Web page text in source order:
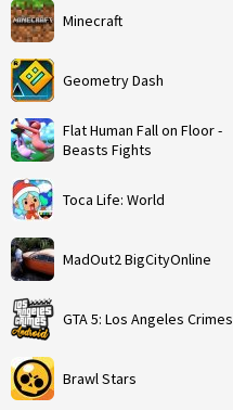
Minecraft
Geometry Dash
Flat Human Fall on Floor -
Beasts Fights
Toca Life: World
MadOut2 BigCityOnline
GTA 5: Los Angeles Crimes
Brawl Stars